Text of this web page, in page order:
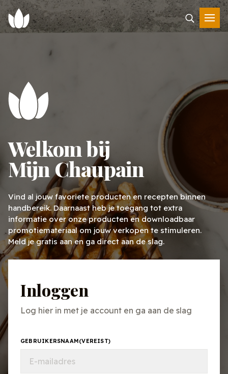
Welkom bij
Mijn Chaupain
Vind al jouw favoriete producten en recepten binnen
handbereik. Daarnaast heb je toegang tot extra
informatie over onze producten en downloadbaar
promotiemateriaal om jouw verkopen te stimuleren.
Meld je gratis aan en ga direct aan de slag.
Inloggen
Log hier in met je account en ga aan de slag
GEBRUIKERSNAAM(VEREIST)